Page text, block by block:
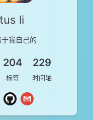
li
我自己的
204
标签
229
时间轴